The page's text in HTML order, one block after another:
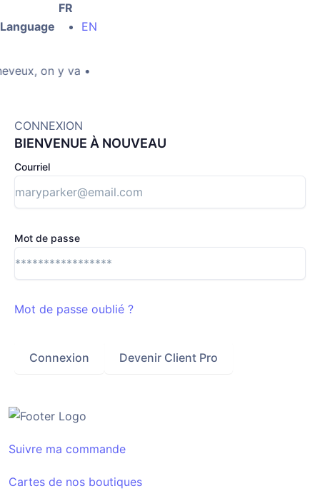
Language
FR
EN
on y va •
CONNEXION
BIENVENUE À NOUVEAU
Courriel
Mot de passe
Mot de passe oublié ?
Connexion Devenir Client Pro
Suivre ma commande
Cartes de nos boutiques